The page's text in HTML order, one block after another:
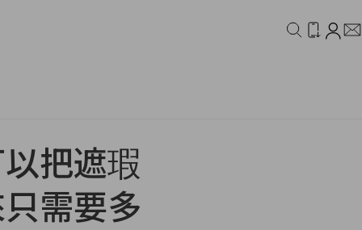
把遮瑕
需要多